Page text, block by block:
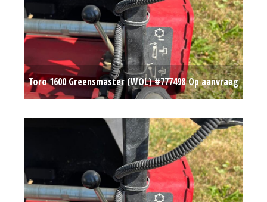
Toro 1600 Greensmaster (WOL) #777498 Op aanvraag